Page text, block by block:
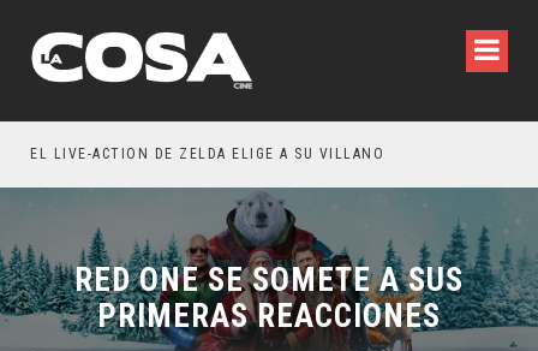
EL LIVE-ACTION DE ZELDA ELIGE A SU VILLANO
RED ONE SE SOMETE A SUS
PRIMERAS REACCIONES